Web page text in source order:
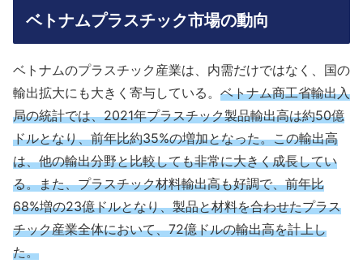
ベトナムプラスチック市場の動向
ベトナムのプラスチック産業は、内需だけではなく、国の
輸出拡大にも大きく寄与している。 ベトナム商工省輸出入
局の統計では、2021年プラスチック製品輸出高は約50億
ドルとなり、前年比約35%の増加となった。この輸出高
は、他の輸出分野と比較しても非常に大きく成長してい
る。また、プラスチック材料輸出高も好調で、前年比
68%増の23億ドルとなり、製品と材料を合わせたプラス
チック産業全体において、72億ドルの輸出高を計上し
た。